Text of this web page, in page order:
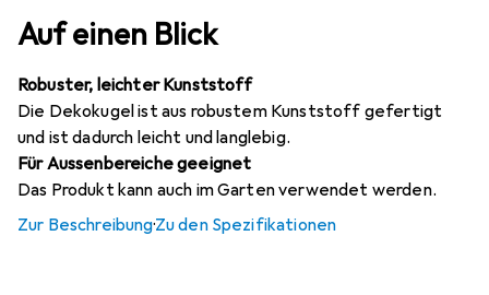
Auf einen Blick
Robuster, leichter Kunststoff
Die Dekokugel ist aus robustem Kunststoff gefertigt
und ist dadurch leicht und langlebig.
Für Aussenbereiche geeignet
Das Produkt kann auch im Garten verwendet werden.
Zur Beschreibung·Zu den Spezifikationen